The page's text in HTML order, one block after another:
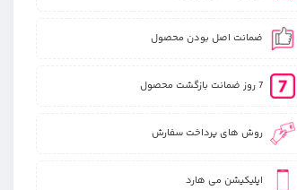
ضمانت اصل بودن محصول
7 روز ضمانت بازگشت محصول
روش های پرداخت سفارش
اپلیکیشن می هارد